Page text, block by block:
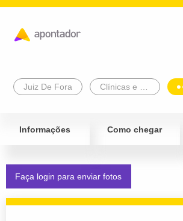
Juiz De Fora
Informações Como chegar
Faça login para enviar fotos